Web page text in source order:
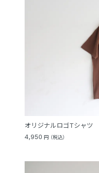
オリジナルロゴTシャツ
4,950円（税込）